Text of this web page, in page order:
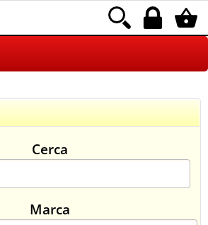
Cerca
Marca